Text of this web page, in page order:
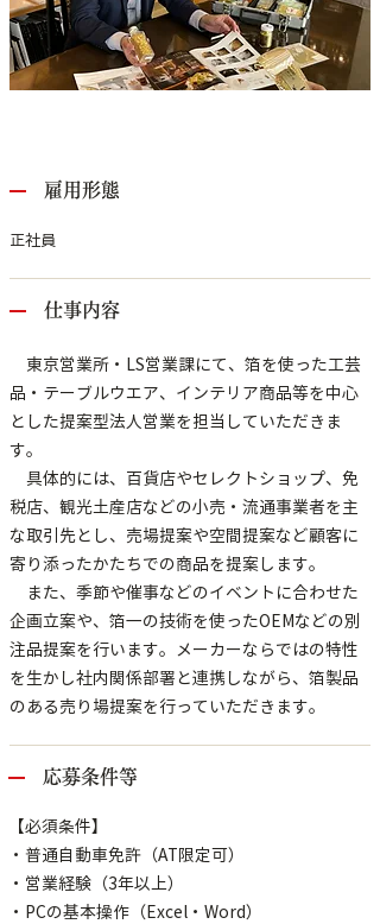
雇用形態
正社員
仕事内容
東京営業所・LS営業課にて、箔を使った工芸
品・テーブルウエア、インテリア商品等を中心
とした提案型法人営業を担当していただきま
す。
具体的には、百貨店やセレクトショップ、免
税店、観光土産店などの小売・流通事業者を主
な取引先とし、売場提案や空間提案など顧客に
寄り添ったかたちでの商品を提案します。
また、季節や催事などのイベントに合わせた
企画立案や、箔一の技術を使ったOEMなどの別
注品提案を行います。メーカーならではの特性
を生かし社内関係部署と連携しながら、箔製品
のある売り場提案を行っていただきます。
応募条件等
【必須条件】
・普通自動車免許（AT限定可）
・営業経験（3年以上）
・PCの基本操作（Excel・Word）